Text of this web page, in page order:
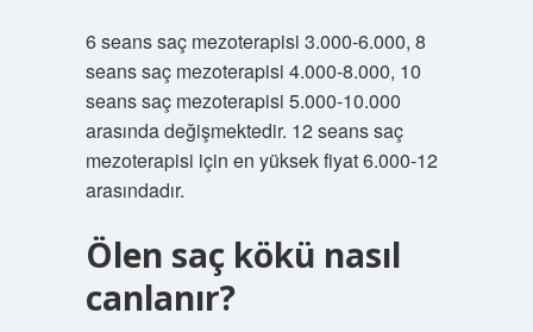
6 seans saç mezoterapisi 3.000-6.000, 8
seans saç mezoterapisi 4.000-8.000, 10
seans saç mezoterapisi 5.000-10.000
arasında değişmektedir. 12 seans saç
mezoterapisi için en yüksek fiyat 6.000-12
arasındadır.
Ölen saç kökü nasıl
canlanır?